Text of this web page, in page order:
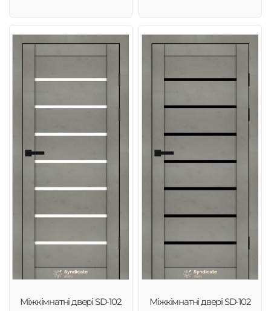
Міжкімнатні двері SD-102 Міжкімнатні двері SD-102